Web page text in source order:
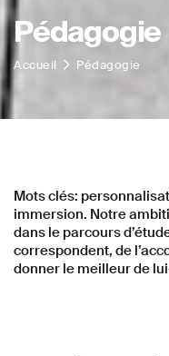
Pédagogie
Accueil Pédagogie
Mots clés:
immersion. Notre
dans le parcours
correspondent, de
donner le meilleur de